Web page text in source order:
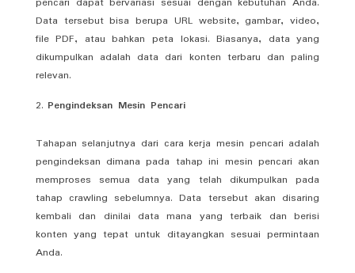
Data tersebut bisa berupa URL website, gambar, video,
file PDF, atau bahkan peta lokasi. Biasanya, data yang
dikumpulkan adalah data dari konten terbaru dan paling
relevan.
Pengindeksan Mesin Pencari
Tahapan selanjutnya dari cara kerja mesin pencari adalah
pengindeksan dimana pada tahap ini mesin pencari akan
memproses semua data yang telah dikumpulkan pada
tahap crawling sebelumnya. Data tersebut akan disaring
kembali dan dinilai data mana yang terbaik dan berisi
konten yang tepat untuk ditayangkan sesuai permintaan
Anda.